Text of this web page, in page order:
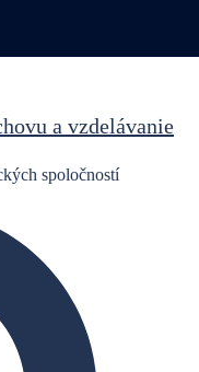
a vzdelávanie
spoločností